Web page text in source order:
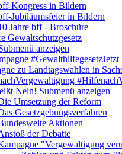
Kongress in Bildern
Jubiläumsfeier in Bildern
Jahre bff - Broschüre
Gewaltschutzgesetz
anzeigen
#GewalthilfegesetzJetzt
zu Landtagswahlen in
Nein! Submenü anzeigen
Umsetzung der Reform
Gesetzgebungsverfahren
Aktionen
der Debatte
"Vergewaltigung